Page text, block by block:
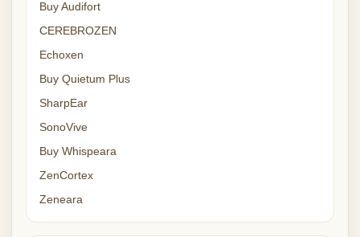
Buy Audifort
CEREBROZEN
Echoxen
Buy Quietum Plus
SharpEar
SonoVive
Buy Whispeara
ZenCortex
Zeneara